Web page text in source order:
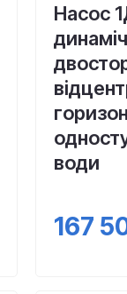
Насос
води
167